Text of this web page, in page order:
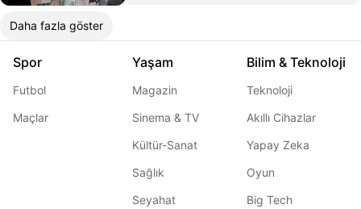
Daha fazla göster
Spor
Futbol
Maçlar
Yaşam
Magazin
Sinema & TV
Kültür-Sanat
Sağlık
Seyahat
Bilim & Teknoloji
Teknoloji
Akıllı Cihazlar
Yapay Zeka
Oyun
Big Tech